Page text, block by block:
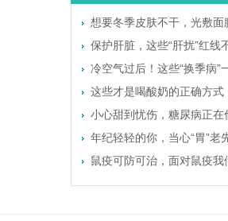
想要冬季皮肤不干，光敷
保护肝脏，这些“肝扰”红线
冷空气过后！这些“换季病”
这些才是喝酸奶的正确方
小心甜到忧伤，糖尿病正
年纪轻轻的你，当心“胃”老
鼠疫可防可治，面对鼠疫